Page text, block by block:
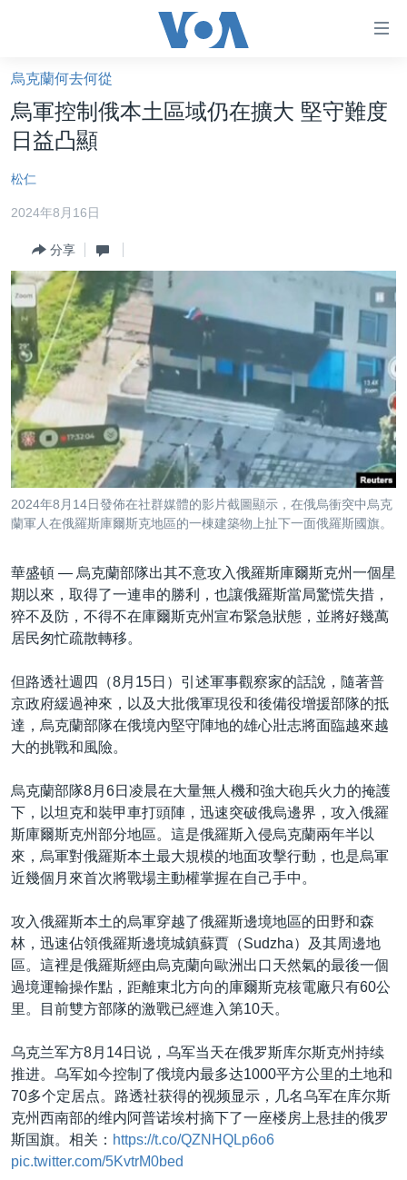
礙
鏈
接
轉
內
轉
到
導
跳
到
檢
索
美國大選2024
海外港人
新聞自由
揭謊頻道
美國
中國
國際
經貿
視頻
每日視頻新聞
美國專訊
視頻存檔
音頻
新聞音頻
海外港人
美國透視
建國史話
廣播節目表
國語
關注我們
其他語言網站
烏克蘭何去何從
烏軍控制俄本土區域仍在擴大 堅守難度
日益凸顯
松仁
2024年8月16日
分享
2024年8月14日發佈在社群媒體的影片截圖顯示，在俄烏衝突中烏克
蘭軍人在俄羅斯庫爾斯克地區的一棟建築物上扯下一面俄羅斯國旗。
華盛頓 — 烏克蘭部隊出其不意攻入俄羅斯庫爾斯克州一個星
期以來，取得了一連串的勝利，也讓俄羅斯當局驚慌失措，
猝不及防，不得不在庫爾斯克州宣布緊急狀態，並將好幾萬
居民匆忙疏散轉移。
但路透社週四（8月15日）引述軍事觀察家的話說，隨著普
京政府緩過神來，以及大批俄軍現役和後備役增援部隊的抵
達，烏克蘭部隊在俄境內堅守陣地的雄心壯志將面臨越來越
大的挑戰和風險。
烏克蘭部隊8月6日凌晨在大量無人機和強大砲兵火力的掩護
下，以坦克和裝甲車打頭陣，迅速突破俄烏邊界，攻入俄羅
斯庫爾斯克州部分地區。這是俄羅斯入侵烏克蘭兩年半以
來，烏軍對俄羅斯本土最大規模的地面攻擊行動，也是烏軍
近幾個月來首次將戰場主動權掌握在自己手中。
攻入俄羅斯本土的烏軍穿越了俄羅斯邊境地區的田野和森
林，迅速佔領俄羅斯邊境城鎮蘇賈（Sudzha）及其周邊地
區。這裡是俄羅斯經由烏克蘭向歐洲出口天然氣的最後一個
過境運輸操作點，距離東北方向的庫爾斯克核電廠只有60公
里。目前雙方部隊的激戰已經進入第10天。
乌克兰军方8月14日说，乌军当天在俄罗斯库尔斯克州持续
推进。乌军如今控制了俄境内最多达1000平方公里的土地和
70多个定居点。路透社获得的视频显示，几名乌军在库尔斯
克州西南部的维内阿普诺埃村摘下了一座楼房上悬挂的俄罗
斯国旗。相关： https://t.co/QZNHQLp6o6
pic.twitter.com/5KvtrM0bed